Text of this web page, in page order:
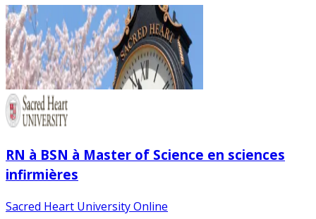
RN à BSN à Master of Science en sciences
infirmières
Sacred Heart University Online